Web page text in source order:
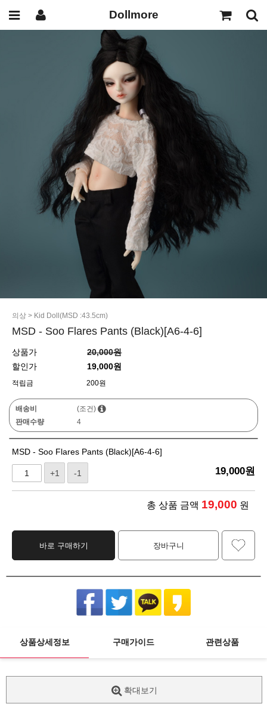
Dollmore
의상 > Kid Doll(MSD :43.5cm)
MSD - Soo Flares Pants (Black)[A6-4-6]
상품가
20,000원
할인가
19,000원
적립금 200원
배송비
(조건)
판매수량
4
MSD - Soo Flares Pants (Black)[A6-4-6]
+1 -1 19,000원
총 상품 금액 19,000 원
바로 구매하기 장바구니
상품상세정보 구매가이드 관련상품
확대보기